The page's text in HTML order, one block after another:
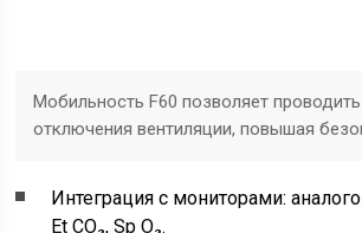
Мобильность F60 позволяет
отключения вентиляции, повышая
Интеграция с мониторами:
Et CO₂, Sp O₂.